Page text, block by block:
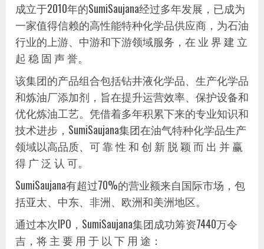
成立于2010年的SumiSaujana经过多年发展，已成为
一家值得信赖的高性能特种化学品供应商，为石油
行业的上游、中游和下游领域服务，在 业 界 建 立
起 稳 固 声 誉。
该集团的产品组合包括钻井液化学品、生产化学品
和炼油厂添加剂，旨在提升运营效率、保护设备和
优化炼油工艺。凭借着多年积累下来的专业知识和
技术进步，SumiSaujana集团在油气特种化学品生产
领域以高品质、可 靠 性 和 创 新 脱 颖 而 出 并 赢
得 广 泛 认 可。
SumiSaujana有超过70%的营业额来自国际市场，包
括亚太、中东、非洲、欧洲和美洲地区。
通过本次IPO，SumiSaujana集团成功筹资7440万令
吉，将 主 要 用 于 以 下 用 途：